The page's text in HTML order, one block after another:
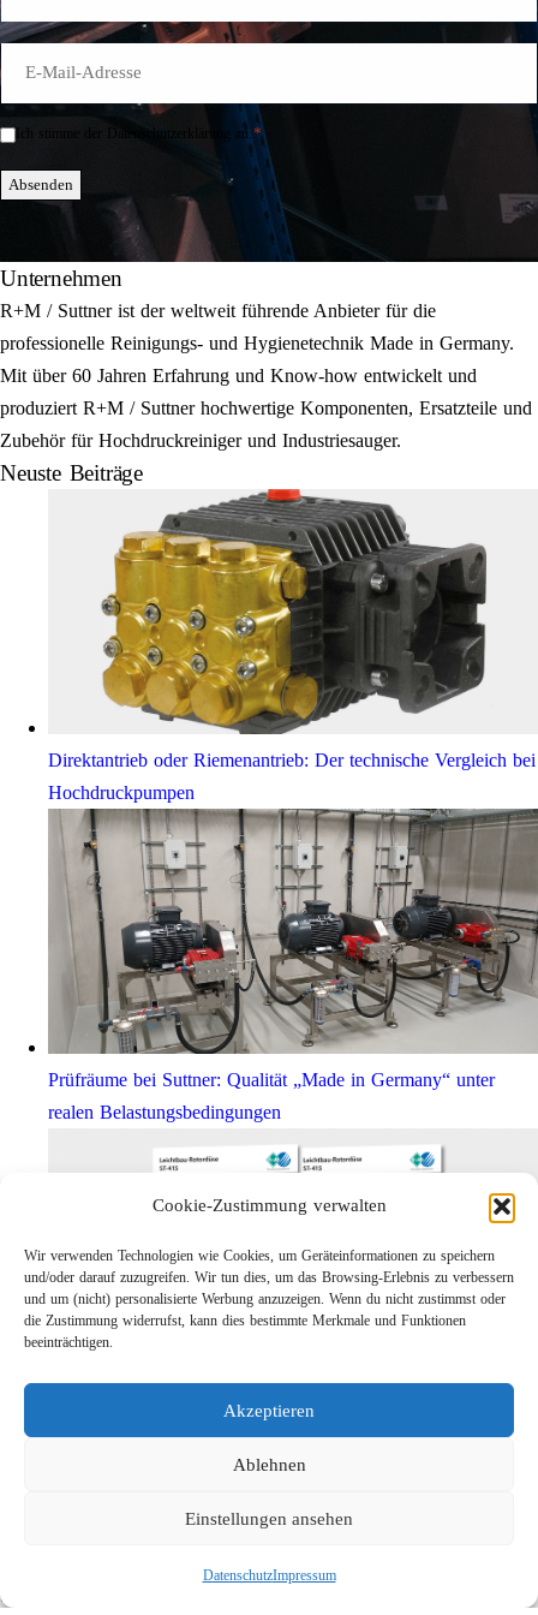
Cookie-Zustimmung verwalten
Wir verwenden Technologien wie Cookies, um Geräteinformationen zu speichern
und/oder darauf zuzugreifen. Wir tun dies, um das Browsing-Erlebnis zu verbessern
und um (nicht) personalisierte Werbung anzuzeigen. Wenn du nicht zustimmst oder
die Zustimmung widerrufst, kann dies bestimmte Merkmale und Funktionen
beeinträchtigen.
Akzeptieren
Ablehnen
Einstellungen ansehen
DatenschutzImpressum
Mail
Einwilligung
Ich stimme der Datenschutzerklärung zu.*
Absenden
Unternehmen
R+M / Suttner ist der weltweit führende Anbieter für die
professionelle Reinigungs- und Hygienetechnik Made in Germany.
Mit über 60 Jahren Erfahrung und Know-how entwickelt und
produziert R+M / Suttner hochwertige Komponenten, Ersatzteile und
Zubehör für Hochdruckreiniger und Industriesauger.
Neuste Beiträge
Direktantrieb oder Riemenantrieb: Der technische Vergleich bei
Hochdruckpumpen
Prüfräume bei Suttner: Qualität „Made in Germany“ unter
realen Belastungsbedingungen
Links
Suche